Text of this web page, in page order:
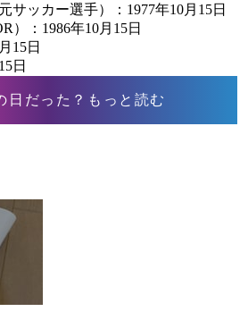
サッカー選手）：1977年10月15日
）：1986年10月15日
15日
日
日だった？もっと読む